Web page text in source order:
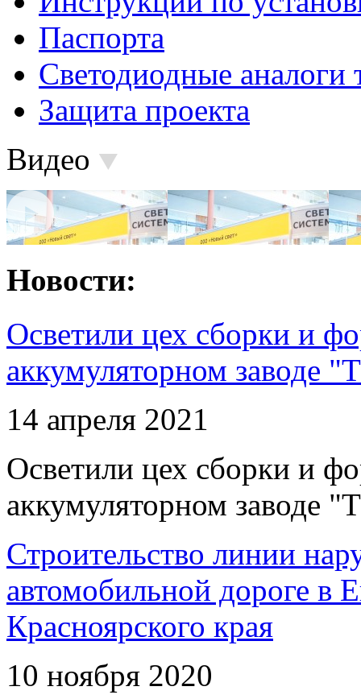
Паспорта
Светодиодные аналоги
Защита проекта
Видео
Новости:
Осветили цех сборки и
аккумуляторном заводе
14 апреля 2021
Осветили цех сборки и
аккумуляторном заводе
Строительство линии
автомобильной дороге в
Красноярского края
10 ноября 2020